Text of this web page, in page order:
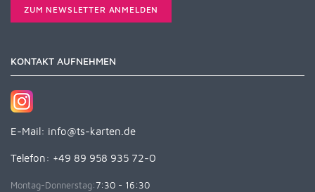
ZUM NEWSLETTER ANMELDEN
KONTAKT AUFNEHMEN
E-Mail: info@ts-karten.de
Telefon: +49 89 958 935 72-0
Montag-Donnerstag:7:30 - 16:30